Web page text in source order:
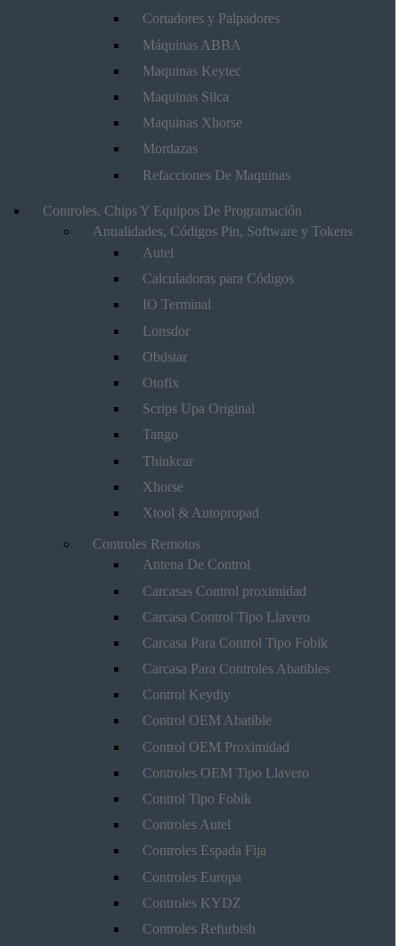
Cortadores y Palpadores
Máquinas ABBA
Maquinas Keytec
Maquinas Silca
Maquinas Xhorse
Mordazas
Refacciones De Maquinas
Controles, Chips Y Equipos De Programación
Anualidades, Códigos Pin, Software y Tokens
Autel
Calculadoras para Códigos
IO Terminal
Lonsdor
Obdstar
Otofix
Scrips Upa Original
Tango
Thinkcar
Xhorse
Xtool & Autopropad
Controles Remotos
Antena De Control
Carcasas Control proximidad
Carcasa Control Tipo Llavero
Carcasa Para Control Tipo Fobik
Carcasa Para Controles Abatibles
Control Keydiy
Control OEM Abatible
Control OEM Proximidad
Controles OEM Tipo Llavero
Control Tipo Fobik
Controles Autel
Controles Espada Fija
Controles Europa
Controles KYDZ
Controles Refurbish